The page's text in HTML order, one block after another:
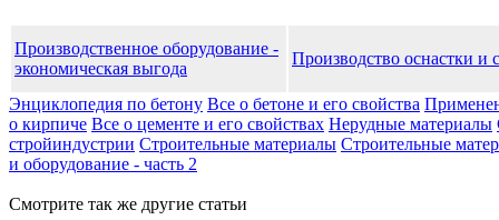
Производственное оборудование -
экономическая выгода
Производство оснастки и
Энциклопедия по бетону Все о бетоне и его свойства
о кирпиче Все о цементе и его свойствах Нерудные материалы
стройиндустрии Строительные материалы Строительные
и оборудование - часть 2
Смотрите так же другие статьи